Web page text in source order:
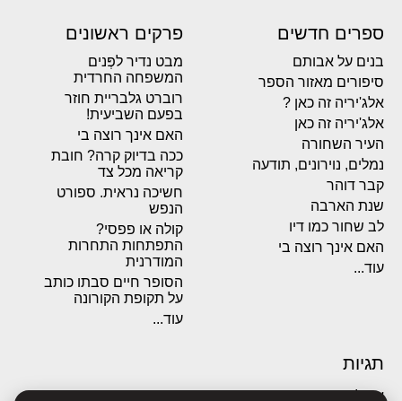
ספרים חדשים
בנים על אבותם
סיפורים מאזור הספר
אלג'יריה זה כאן ?
אלג'יריה זה כאן
העיר השחורה
נמלים, נוירונים, תודעה
קבר דוהר
שנת הארבה
לב שחור כמו דיו
האם אינך רוצה בי
עוד...
פרקים ראשונים
מבט נדיר לפְּנים
המשפחה החרדית
רוברט גלבריית חוזר
בפעם השביעית!
האם אינך רוצה בי
ככה בדיוק קרה? חובת
קריאה מכל צד
חשיכה נראית. ספורט
הנפש
קולה או פפסי?
התפתחות התחרות
המודרנית
הסופר חיים סבתו כותב
על תקופת הקורונה
עוד...
תגיות
אבולוציה